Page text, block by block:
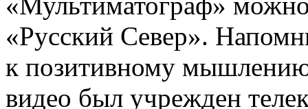
«Русский Север».
к позитивному
видео был учрежден